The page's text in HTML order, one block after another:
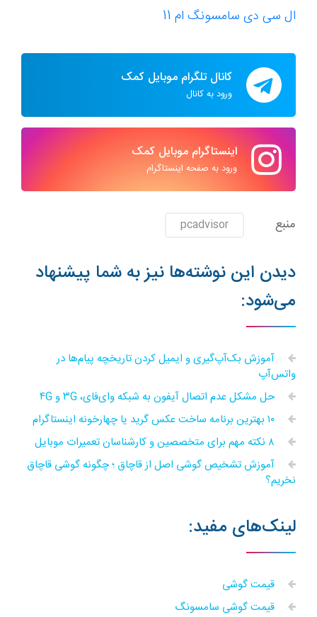
ال سی دی سامسونگ ام 11
کانال تلگرام موبایل کمک
ورود به کانال
اینستاگرام موبایل کمک
ورود به صفحه اینستاگرام
منبع pcadvisor
دیدن این نوشته‌ها نیز به شما پیشنهاد
می‌شود:
آموزش بک‌آپ‌گیری و ایمیل کردن تاریخچه پیام‌ها در
واتس‌آپ
حل مشکل عدم اتصال آیفون به شبکه وای‌فای، ۳G و ۴G
آموزش تشخیص گوشی اصل از قاچاق ؛ چگونه گوشی قاچاق
نخریم؟
لینک‌های مفید:
قیمت گوشی
قیمت گوشی سامسونگ